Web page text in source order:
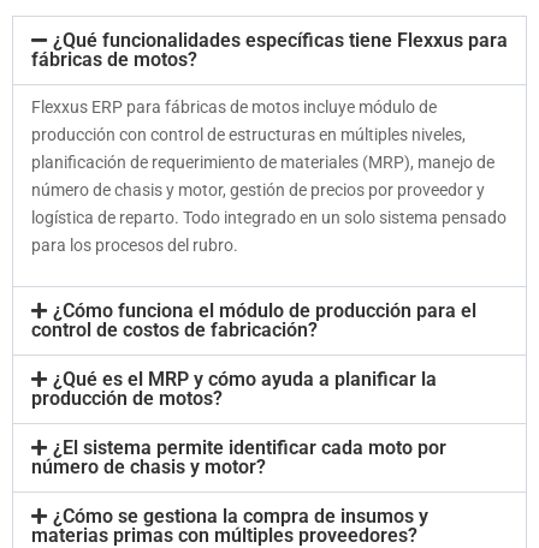
¿Qué funcionalidades específicas tiene Flexxus para
fábricas de motos?
Flexxus ERP para fábricas de motos incluye módulo de
producción con control de estructuras en múltiples niveles,
planificación de requerimiento de materiales (MRP), manejo de
número de chasis y motor, gestión de precios por proveedor y
logística de reparto. Todo integrado en un solo sistema pensado
para los procesos del rubro.
¿Cómo funciona el módulo de producción para el
control de costos de fabricación?
¿Qué es el MRP y cómo ayuda a planificar la
producción de motos?
¿El sistema permite identificar cada moto por
número de chasis y motor?
¿Cómo se gestiona la compra de insumos y
materias primas con múltiples proveedores?